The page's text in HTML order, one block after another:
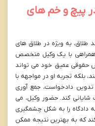
پیچ و خم های
طلاق، به ویژه در طلاق های
با یک وکیل متخصص
حقوقی عمیق خود می تواند
بلکه تجربه او در مواجهه با
دادخواست، جمع آوری
شایانی کند. حضور وکیل، می
دادگاه را به شکل چشمگیری
که به بهترین نتیجه ممکن